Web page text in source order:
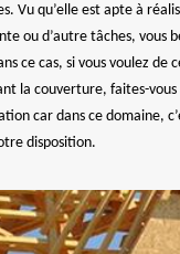
Vu qu’elle est apte à
ou d’autre tâches, vous
ce cas, si vous voulez de
la couverture, faites-
car dans ce domaine,
disposition.